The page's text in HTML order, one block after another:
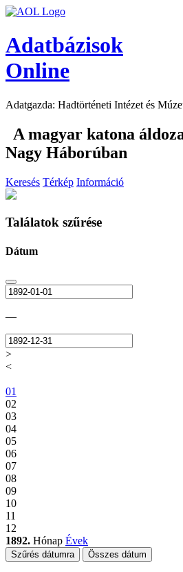
Adatbázisok
Online
Adatgazda: Hadtörténeti Intézet és
A magyar katona
Nagy Háborúban
Keresés Térkép Információ
Találatok szűrése
Dátum
—
>
<
01
02
03
04
05
06
07
08
09
10
11
12
1892. Hónap Évek
Szűrés dátumra Összes dátum